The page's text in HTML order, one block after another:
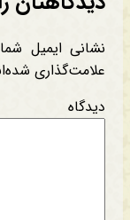
نشانی ایمیل
علامت‌گذاری